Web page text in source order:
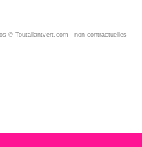
© Toutallantvert.com - non contractuelles